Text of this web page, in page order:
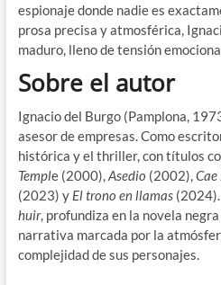
espionaje donde nadie es
prosa precisa y atmosférica,
maduro, lleno de tensión
Sobre el autor
Ignacio del Burgo (Pamplona,
asesor de empresas. Como
histórica y el thriller, con títulos
Temple (2000),Asedio (2002),Cae
(2023) y El trono en llamas(2024).
huir, profundiza en la novela
narrativa marcada por la
complejidad de sus personajes.